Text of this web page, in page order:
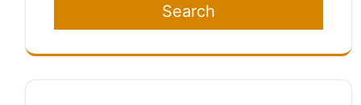
Search